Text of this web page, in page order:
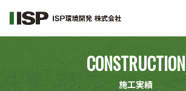
CONSTRUCTION
施工実績